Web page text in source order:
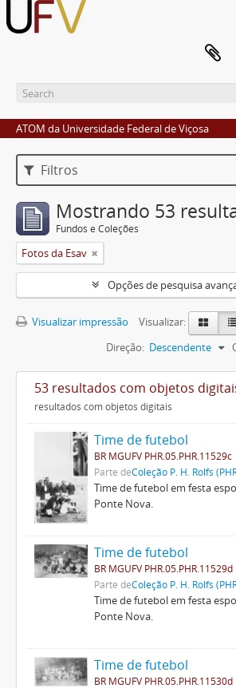
ATOM da Universidade Federal de Viçosa
Filtros
Mostrando 53
Fundos e Coleções
Fotos da Esav
Opções de pesquisa
Visualizar impressão
Visualizar:
Direção: Descendente
53 resultados com objetos
resultados com objetos digitais
Time de futebol
BR MGUFV PHR.05.PHR.11529c
Parte deColeção P. H. Rolfs
Time de futebol em festa
Ponte Nova.
Time de futebol
BR MGUFV PHR.05.PHR.11529d
Parte deColeção P. H. Rolfs
Time de futebol em festa
Ponte Nova.
Time de futebol
BR MGUFV PHR.05.PHR.11530d